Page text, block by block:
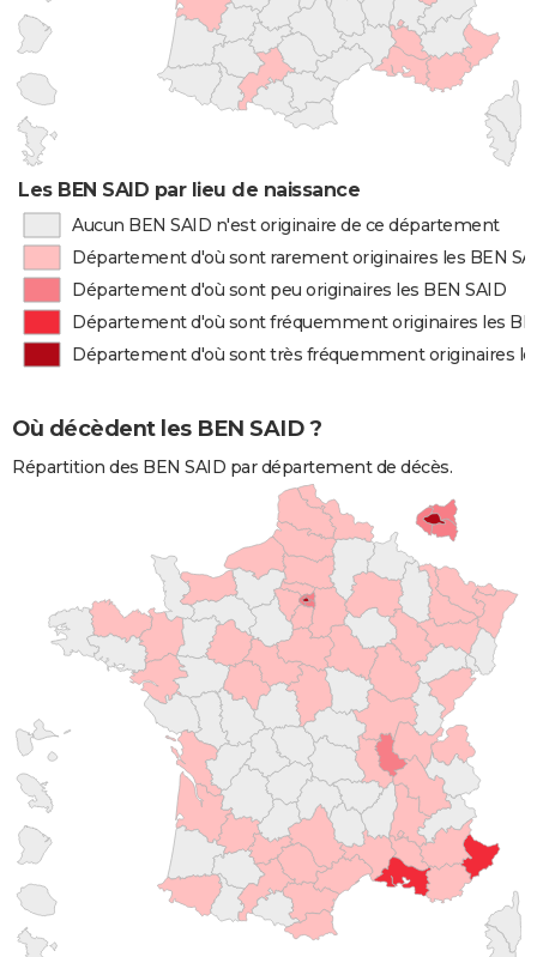
Les BEN SAID par lieu de naissance
Aucun BEN SAID n'est originaire de ce département
Département d'où sont rarement originaires les BEN
Département d'où sont peu originaires les BEN SAID
Département d'où sont fréquemment originaires les
Département d'où sont très fréquemment originaires
Où décèdent les BEN SAID ?
Répartition des BEN SAID par département de décès.